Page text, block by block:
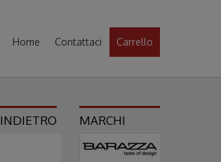
Home Contattaci Carrello
INDIETRO MARCHI